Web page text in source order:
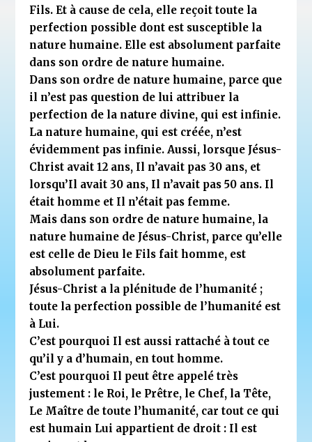
Fils. Et à cause de cela, elle reçoit toute la
perfection possible dont est susceptible la
nature humaine. Elle est absolument parfaite
dans son ordre de nature humaine.
Dans son ordre de nature humaine, parce que
il n’est pas question de lui attribuer la
perfection de la nature divine, qui est infinie.
La nature humaine, qui est créée, n’est
évidemment pas infinie. Aussi, lorsque Jésus-
Christ avait 12 ans, Il n’avait pas 30 ans, et
lorsqu’Il avait 30 ans, Il n’avait pas 50 ans. Il
était homme et Il n’était pas femme.
Mais dans son ordre de nature humaine, la
nature humaine de Jésus-Christ, parce qu’elle
est celle de Dieu le Fils fait homme, est
absolument parfaite.
Jésus-Christ a la plénitude de l’humanité ;
toute la perfection possible de l’humanité est
à Lui.
C’est pourquoi Il est aussi rattaché à tout ce
qu’il y a d’humain, en tout homme.
C’est pourquoi Il peut être appelé très
justement : le Roi, le Prêtre, le Chef, la Tête,
Le Maître de toute l’humanité, car tout ce qui
est humain Lui appartient de droit : Il est